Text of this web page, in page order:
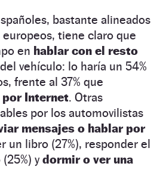
bastante alineados
tiene claro que
en hablar con el resto
del vehículo: lo haría un 54%
frente al 37% que
por Internet. Otras
por los automovilistas
mensajes o hablar por
un libro (27%), responder el
ydormir o ver una